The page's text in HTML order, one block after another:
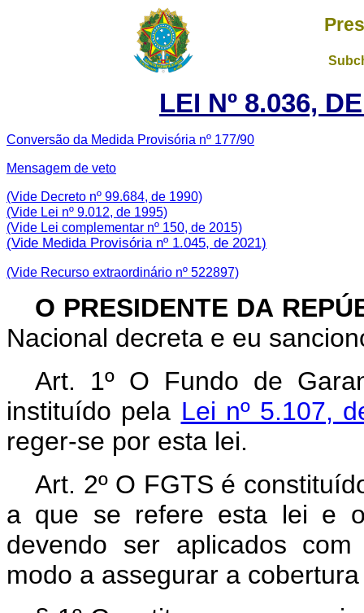
LEI Nº 8.036,
Conversão da Medida Provisória nº 177/90
Mensagem de veto
(Vide Decreto nº 99.684, de 1990)
(Vide Lei nº 9.012, de 1995)
(Vide Lei complementar nº 150, de 2015)
(Vide Medida Provisória nº 1.045, de 2021)
(Vide Recurso extraordinário nº 522897)
O PRESIDENTE DA
Nacional decreta e eu
Art. 1º O Fundo de
instituído pela Lei nº 5.107,
reger-se por esta lei.
Art. 2º O FGTS é
a que se refere esta lei e
devendo ser aplicados
modo a assegurar a